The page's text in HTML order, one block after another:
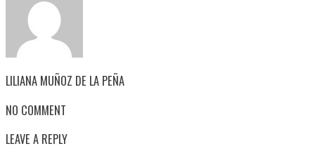
LILIANA MUÑOZ DE LA PEÑA
NO COMMENT
LEAVE A REPLY